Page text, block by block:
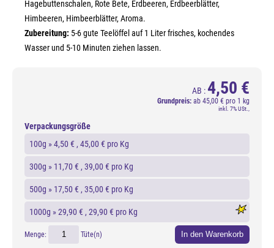
Hagebuttenschalen, Rote Bete, Erdbeeren, Erdbeerblätter,
Himbeeren, Himbeerblätter, Aroma.
Zubereitung: 5-6 gute Teelöffel auf 1 Liter frisches, kochendes
Wasser und 5-10 Minuten ziehen lassen.
AB : 4,50 €
Grundpreis: ab 45,00 € pro 1 kg
inkl. 7% USt.,
Verpackungsgröße
100g »4,50 € , 45,00 € pro Kg
300g » 11,70 € , 39,00 € pro Kg
500g » 17,50 € , 35,00 € pro Kg
1000g »29,90 € , 29,90 € pro Kg
Menge: Tüte(n) In den Warenkorb